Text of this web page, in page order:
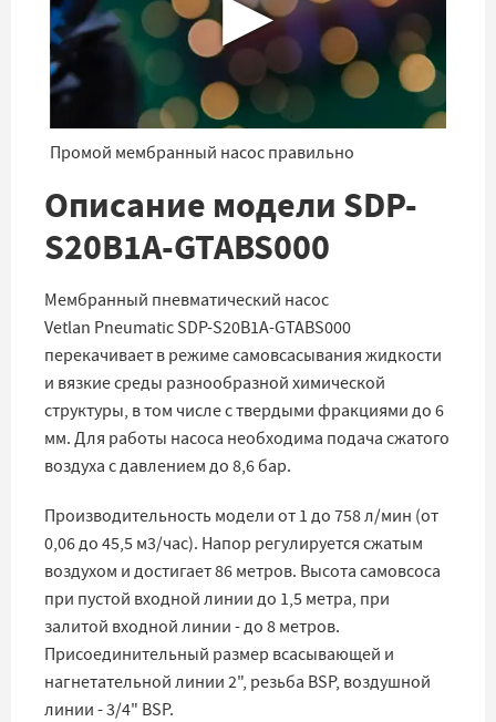
Промой мембранный насос правильно
Описание модели SDP-
S20B1A-GTABS000
Мембранный пневматический насос
Vetlan Pneumatic SDP-S20B1A-GTABS000
перекачивает в режиме самовсасывания жидкости
и вязкие среды разнообразной химической
структуры, в том числе с твердыми фракциями до 6
мм. Для работы насоса необходима подача сжатого
воздуха с давлением до 8,6 бар.
Производительность модели от 1 до 758 л/мин (от
0,06 до 45,5 м3/час). Напор регулируется сжатым
воздухом и достигает 86 метров. Высота самовсоса
при пустой входной линии до 1,5 метра, при
залитой входной линии - до 8 метров.
Присоединительный размер всасывающей и
нагнетательной линии 2", резьба BSP, воздушной
линии - 3/4" BSP.